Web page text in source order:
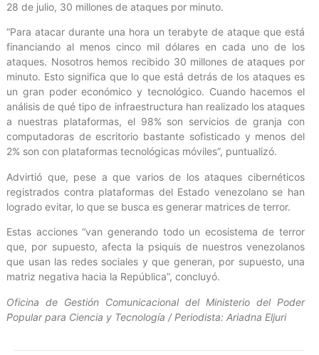
28 de julio, 30 millones de ataques por minuto.
“Para atacar durante una hora un terabyte de ataque que está
financiando al menos cinco mil dólares en cada uno de los
ataques. Nosotros hemos recibido 30 millones de ataques por
minuto. Esto significa que lo que está detrás de los ataques es
un gran poder económico y tecnológico. Cuando hacemos el
análisis de qué tipo de infraestructura han realizado los ataques
a nuestras plataformas, el 98% son servicios de granja con
computadoras de escritorio bastante sofisticado y menos del
2% son con plataformas tecnológicas móviles”, puntualizó.
Advirtió que, pese a que varios de los ataques cibernéticos
registrados contra plataformas del Estado venezolano se han
logrado evitar, lo que se busca es generar matrices de terror.
Estas acciones “van generando todo un ecosistema de terror
que, por supuesto, afecta la psiquis de nuestros venezolanos
que usan las redes sociales y que generan, por supuesto, una
matriz negativa hacia la República”, concluyó.
Oficina de Gestión Comunicacional del Ministerio del Poder
Popular para Ciencia y Tecnología / Periodista: Ariadna Eljuri